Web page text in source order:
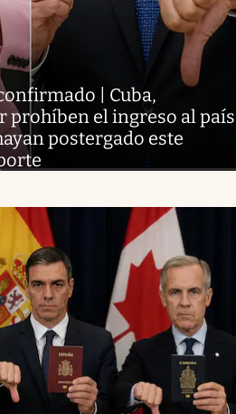
| Cuba,
prohíben el ingreso al país
postergado este